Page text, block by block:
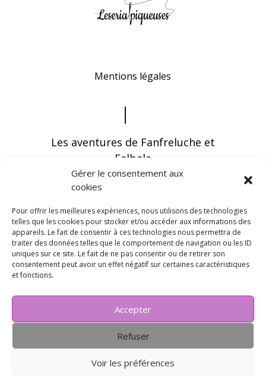
Gérer le consentement aux
cookies
Pour offrir les meilleures expériences, nous utilisons des technologies
telles que les cookies pour stocker et/ou accéder aux informations des
appareils. Le fait de consentir à ces technologies nous permettra de
traiter des données telles que le comportement de navigation ou les ID
uniques sur ce site. Le fait de ne pas consentir ou de retirer son
consentement peut avoir un effet négatif sur certaines caractéristiques
et fonctions.
Accepter
Refuser
Voir les préférences
Mentions légales
Les aventures de Fanfreluche et
Falbala
Vous pouvez recevoir les dernières infos en
vous abonnant à notre newsletter